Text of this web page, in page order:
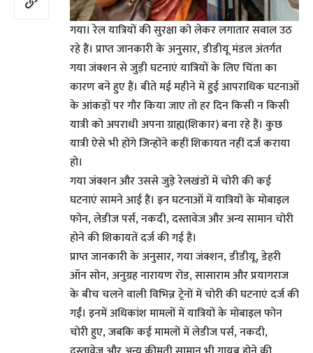
गया। रेल यात्रियों की सुरक्षा को लेकर लगातार सवाल उठ
रहे हैं। प्राप्त जानकारी के अनुसार, डीडीयू मंडल अंतर्गत
गया जंक्शन से जुड़ी घटनाएं यात्रियों के लिए चिंता का
कारण बने हुए हैं। बीते मई महीने में हुई आपराधिक घटनाओं
के आंकड़ों पर गौर किया जाए तो हर दिन किसी न किसी
यात्री को अपराधी अपना ग्राह्य(शिकार) बना रहे हैं। कुछ
यात्री ऐसे भी होंगे जिन्होंने कहीं शिकायत नहीं दर्ज कराया
हो।
गया जंक्शन और उससे जुड़े रेलखंडों में चोरी की कई
घटनाएं सामने आई हैं। इन घटनाओं में यात्रियों के मोबाइल
फोन, लेडीज पर्स, नकदी, दस्तावेज और अन्य सामान चोरी
होने की शिकायतें दर्ज की गई हैं।
प्राप्त जानकारी के अनुसार, गया जंक्शन, डीडीयू, डेहरी
ऑन सोन, अनुग्रह नारायण रोड, सासाराम और प्रयागराज
के बीच चलने वाली विभिन्न ट्रेनों में चोरी की घटनाएं दर्ज की
गईं। इनमें अधिकांश मामलों में यात्रियों के मोबाइल फोन
चोरी हुए, जबकि कई मामलों में लेडीज पर्स, नकदी,